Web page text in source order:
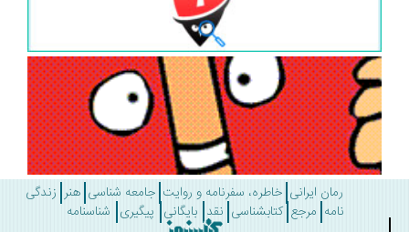
رمان ایرانی خاطره، سفرنامه و روایت جامعه شناسی هنر زندگی
مرجع کتابشناسی نقد بایگانی پیگیری شناسنامه